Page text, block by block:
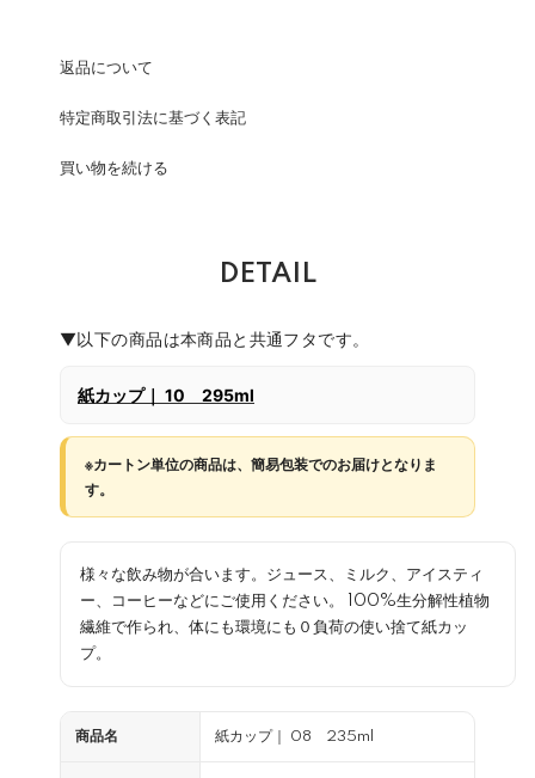
返品について
特定商取引法に基づく表記
買い物を続ける
DETAIL
▼以下の商品は本商品と共通フタです。
紙カップ｜ 10 295ml
※カートン単位の商品は、簡易包装でのお届けとなりま
す。
様々な飲み物が合います。ジュース、ミルク、アイスティ
ー、コーヒーなどにご使用ください。 100%生分解性植物
繊維で作られ、体にも環境にも０負荷の使い捨て紙カッ
プ。
商品名 紙カップ｜ 08 235ml